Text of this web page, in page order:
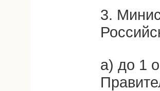
3.
а) до 1